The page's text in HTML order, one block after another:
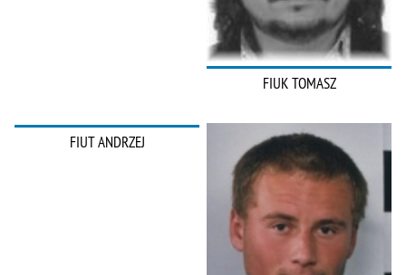
FIUK TOMASZ
FIUT ANDRZEJ